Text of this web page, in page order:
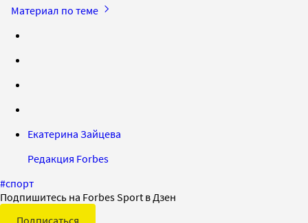
Материал по теме
Екатерина Зайцева
Редакция Forbes
#спорт
Подпишитесь на Forbes Sport в Дзен
Подписаться